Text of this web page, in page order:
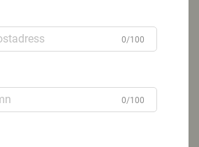
0/100
0/100